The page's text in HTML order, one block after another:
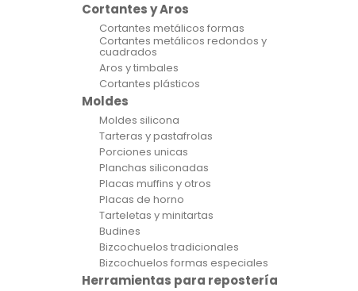
Cortantes y Aros
Cortantes metálicos formas
Cortantes metálicos redondos y
cuadrados
Aros y timbales
Cortantes plásticos
Moldes
Moldes silicona
Tarteras y pastafrolas
Porciones unicas
Planchas siliconadas
Placas muffins y otros
Placas de horno
Tarteletas y minitartas
Budines
Bizcochuelos tradicionales
Bizcochuelos formas especiales
Herramientas para repostería